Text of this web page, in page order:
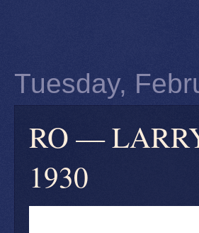
Tuesday,
RO —
1930